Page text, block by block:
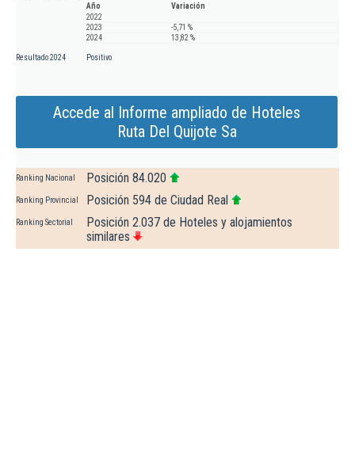
Año
Variación
2022
2023
-5,71 %
2024
13,82 %
Resultado 2024 Positivo
Accede al Informe ampliado de Hoteles
Ruta Del Quijote Sa
Ranking Nacional Posición 84.020
Ranking Provincial Posición 594 de Ciudad Real
Ranking Sectorial
Posición 2.037 de Hoteles y alojamientos
similares